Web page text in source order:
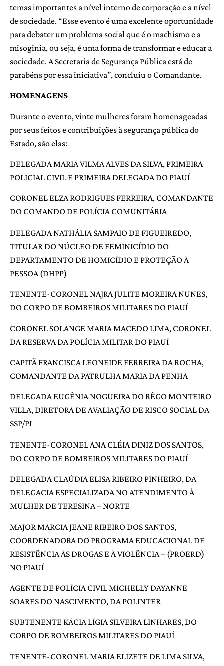
temas importantes a nível interno de corporação e a nível
de sociedade. “Esse evento é uma excelente oportunidade
para debater um problema social que é o machismo e a
misoginia, ou seja, é uma forma de transformar e educar a
sociedade. A Secretaria de Segurança Pública está de
parabéns por essa iniciativa”, concluiu o Comandante.
HOMENAGENS
Durante o evento, vinte mulheres foram homenageadas
por seus feitos e contribuições à segurança pública do
Estado, são elas:
DELEGADA MARIA VILMA ALVES DA SILVA, PRIMEIRA
POLICIAL CIVIL E PRIMEIRA DELEGADA DO PIAUÍ
CORONEL ELZA RODRIGUES FERREIRA, COMANDANTE
DO COMANDO DE POLÍCIA COMUNITÁRIA
DELEGADA NATHÁLIA SAMPAIO DE FIGUEIREDO,
TITULAR DO NÚCLEO DE FEMINICÍDIO DO
DEPARTAMENTO DE HOMICÍDIO E PROTEÇÃO À
PESSOA (DHPP)
TENENTE-CORONEL NAJRA JULITE MOREIRA NUNES,
DO CORPO DE BOMBEIROS MILITARES DO PIAUÍ
CORONEL SOLANGE MARIA MACEDO LIMA, CORONEL
DA RESERVA DA POLÍCIA MILITAR DO PIAUÍ
CAPITÃ FRANCISCA LEONEIDE FERREIRA DA ROCHA,
COMANDANTE DA PATRULHA MARIA DA PENHA
DELEGADA EUGÊNIA NOGUEIRA DO RÊGO MONTEIRO
VILLA, DIRETORA DE AVALIAÇÃO DE RISCO SOCIAL DA
SSP/PI
TENENTE-CORONEL ANA CLÉIA DINIZ DOS SANTOS,
DO CORPO DE BOMBEIROS MILITARES DO PIAUÍ
DELEGADA CLAÚDIA ELISA RIBEIRO PINHEIRO, DA
DELEGACIA ESPECIALIZADA NO ATENDIMENTO À
MULHER DE TERESINA – NORTE
MAJOR MARCIA JEANE RIBEIRO DOS SANTOS,
COORDENADORA DO PROGRAMA EDUCACIONAL DE
RESISTÊNCIA ÀS DROGAS E À VIOLÊNCIA – (PROERD)
NO PIAUÍ
AGENTE DE POLÍCIA CIVIL MICHELLY DAYANNE
SOARES DO NASCIMENTO, DA POLINTER
SUBTENENTE KÁCIA LÍGIA SILVEIRA LINHARES, DO
CORPO DE BOMBEIROS MILITARES DO PIAUÍ
TENENTE-CORONEL MARIA ELIZETE DE LIMA SILVA,